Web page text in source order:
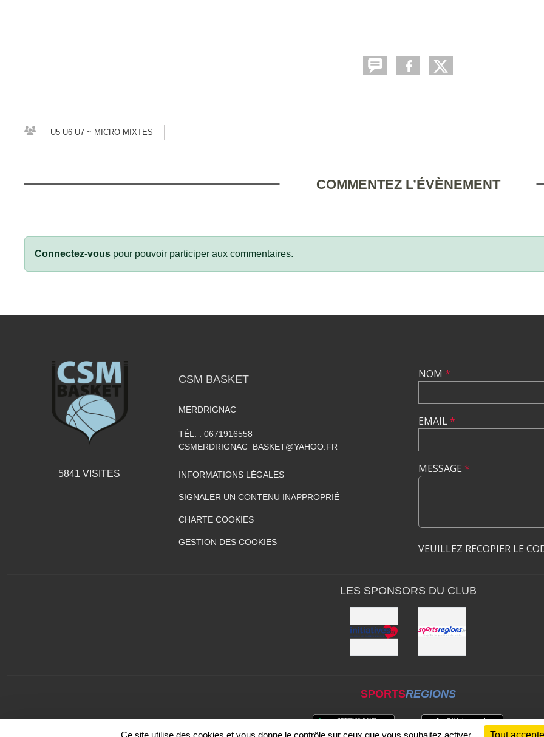
U5 U6 U7 ~ MICRO MIXTES
COMMENTEZ L’ÉVÈNEMENT
Connectez-vous pour pouvoir participer aux commentaires.
5841 VISITES
CSM BASKET
MERDRIGNAC
TÉL. : 0671916558
CSMERDRIGNAC_BASKET@YAHOO.FR
INFORMATIONS LÉGALES
SIGNALER UN CONTENU INAPPROPRIÉ
CHARTE COOKIES
GESTION DES COOKIES
NOM *
EMAIL*
MESSAGE *
VEUILLEZ RECOPIER LE
LES SPONSORS DU CLUB
SPORTSREGIONS
Ce site utilise des cookies et vous donne le contrôle sur ceux que vous souhaitez activer Tout